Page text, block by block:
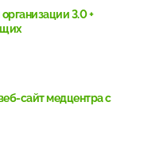
3.0 +
сайт медцентра с